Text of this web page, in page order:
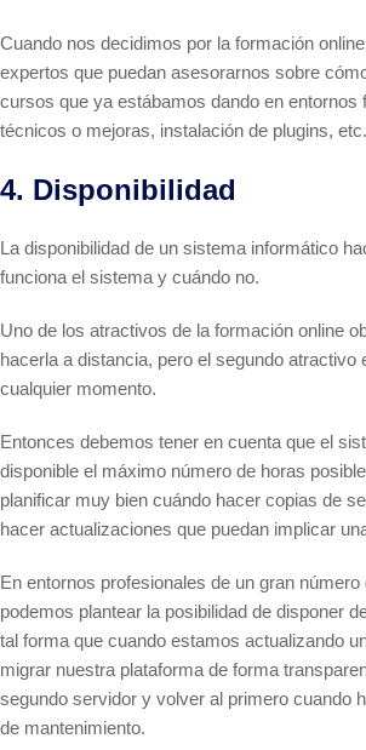
Cuando nos decidimos por la formación
expertos que puedan asesorarnos sobre
cursos que ya estábamos dando en entornos
técnicos o mejoras, instalación de plugins, etc.
4. Disponibilidad
La disponibilidad de un sistema informático
funciona el sistema y cuándo no.
Uno de los atractivos de la formación online
hacerla a distancia, pero el segundo atractivo
cualquier momento.
Entonces debemos tener en cuenta que el
disponible el máximo número de horas
planificar muy bien cuándo hacer copias de
hacer actualizaciones que puedan implicar
En entornos profesionales de un gran
podemos plantear la posibilidad de disponer
tal forma que cuando estamos actualizando
migrar nuestra plataforma de forma
segundo servidor y volver al primero cuando
de mantenimiento.